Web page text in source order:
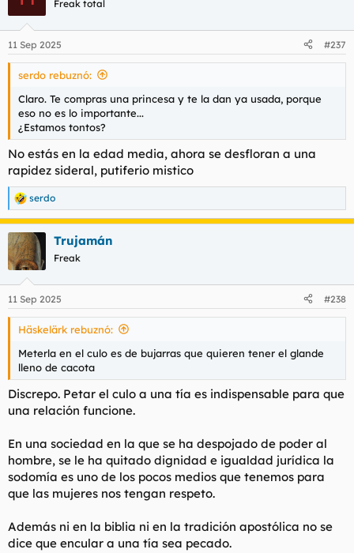
Freak total
11 Sep 2025 #237
serdo rebuznó:
Claro. Te compras una princesa y te la dan ya usada, porque
eso no es lo importante...
¿Estamos tontos?
No estás en la edad media, ahora se desfloran a una
rapidez sideral, putiferio mistico
R
e
a
c
c
i
e
s
serdo
Trujamán
Freak
11 Sep 2025 #238
Häskelärk rebuznó:
Meterla en el culo es de bujarras que quieren tener el glande
lleno de cacota
Discrepo. Petar el culo a una tía es indispensable para que
una relación funcione.
En una sociedad en la que se ha despojado de poder al
hombre, se le ha quitado dignidad e igualdad jurídica la
sodomía es uno de los pocos medios que tenemos para
que las mujeres nos tengan respeto.
Además ni en la biblia ni en la tradición apostólica no se
dice que encular a una tía sea pecado.